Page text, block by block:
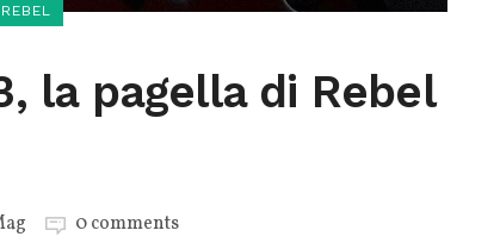
REBEL
la pagella di Rebel
0 comments